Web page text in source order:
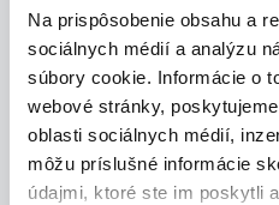
Na prispôsobenie obsahu a
sociálnych médií a analýzu
súbory cookie. Informácie o
webové stránky,
oblasti sociálnych médií,
môžu príslušné informácie
údajmi, ktoré ste im poskytli